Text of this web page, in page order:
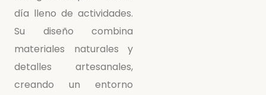
día lleno de actividades.
Su diseño combina
materiales naturales y
detalles artesanales,
creando un entorno